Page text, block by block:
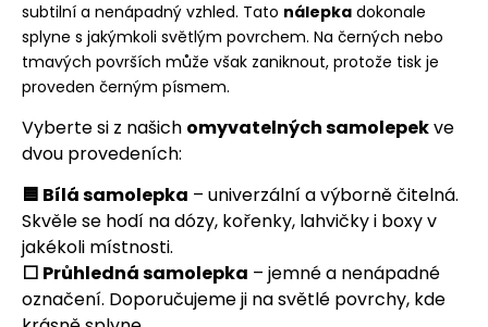
subtilní a nenápadný vzhled. Tato nálepka dokonale
splyne s jakýmkoli světlým povrchem. Na černých nebo
tmavých površích může však zaniknout, protože tisk je
proveden černým písmem.
Vyberte si z našich omyvatelných samolepekve
dvou provedeních:
🟦 Bílá samolepka – univerzální a výborně čitelná.
Skvěle se hodí na dózy, kořenky, lahvičky i boxy v
jakékoli místnosti.
⬜ Průhledná samolepka – jemné a nenápadné
označení. Doporučujeme ji na světlé povrchy, kde